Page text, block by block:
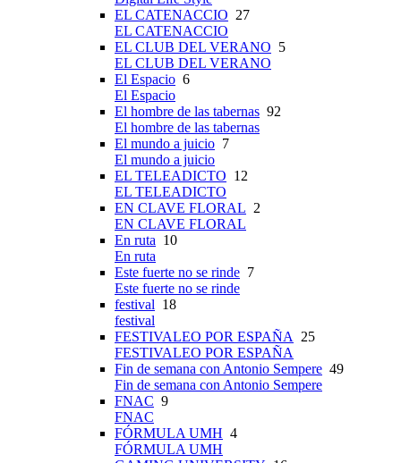
EL CATENACCIO 27
EL CATENACCIO
EL CLUB DEL VERANO 5
EL CLUB DEL VERANO
El Espacio 6
El Espacio
El hombre de las tabernas 92
El hombre de las tabernas
El mundo a juicio 7
El mundo a juicio
EL TELEADICTO 12
EL TELEADICTO
EN CLAVE FLORAL 2
EN CLAVE FLORAL
En ruta 10
En ruta
Este fuerte no se rinde 7
Este fuerte no se rinde
festival 18
festival
FESTIVALEO POR ESPAÑA
25
FESTIVALEO POR ESPAÑA
Fin de semana con Antonio Sempere 49
Fin de semana con Antonio Sempere
FNAC 9
FNAC
FÓRMULA UMH 4
FÓRMULA UMH